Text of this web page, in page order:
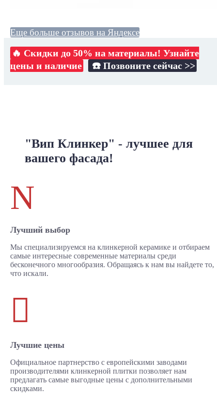
Еще больше отзывов на Яндексе
🔥 Скидки до 50% на материалы! Узнайте
цены и наличие
☎️ Позвоните сейчас >>
"Вип Клинкер" - лучшее для
вашего фасада!
N
Лучший выбор
Мы специализируемся на клинкерной керамике и отбираем
самые интересные современные материалы среди
бесконечного многообразия. Обращаясь к нам вы найдете то,
что искали.

Лучшие цены
Официальное партнерство с европейскими заводами
производителями клинкерной плитки позволяет нам
предлагать самые выгодные цены с дополнительными
скидками.